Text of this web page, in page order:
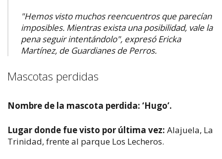
"Hemos visto muchos reencuentros que parecían
imposibles. Mientras exista una posibilidad, vale la
pena seguir intentándolo", expresó Ericka
Martínez, de Guardianes de Perros.
​Mascotas perdidas
Nombre de la mascota perdida: ‘Hugo’.
Lugar donde fue visto por última vez: Alajuela, La
Trinidad, frente al parque Los Lecheros.